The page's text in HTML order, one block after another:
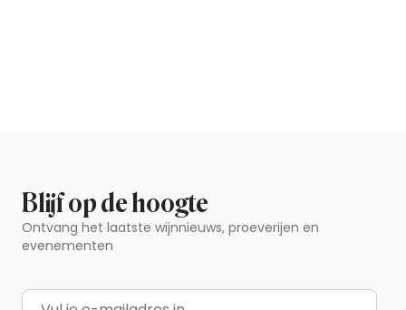
Blijf op de hoogte
Ontvang het laatste wijnnieuws, proeverijen en
evenementen
E-mailadres